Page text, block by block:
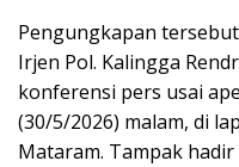
Pengungkapan
Irjen Pol. Kalingga
konferensi pers usai
(30/5/2026) malam, di
Mataram. Tampak